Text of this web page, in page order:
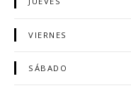
VIERNES
SÁBADO